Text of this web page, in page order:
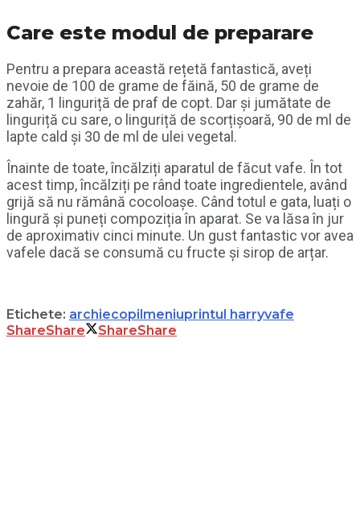
Care este modul de preparare
Pentru a prepara această rețetă fantastică, aveți
nevoie de 100 de grame de făină, 50 de grame de
zahăr, 1 linguriță de praf de copt. Dar și jumătate de
linguriță cu sare, o linguriță de scorțișoară, 90 de ml de
lapte cald și 30 de ml de ulei vegetal.
Înainte de toate, încălziți aparatul de făcut vafe. În tot
acest timp, încălziți pe rând toate ingredientele, având
grijă să nu rămână cocoloașe. Când totul e gata, luați o
lingură și puneți compoziția în aparat. Se va lăsa în jur
de aproximativ cinci minute. Un gust fantastic vor avea
vafele dacă se consumă cu fructe și sirop de arțar.
Etichete: archiecopilmeniuprintul harryvafe
ShareShare ShareShare